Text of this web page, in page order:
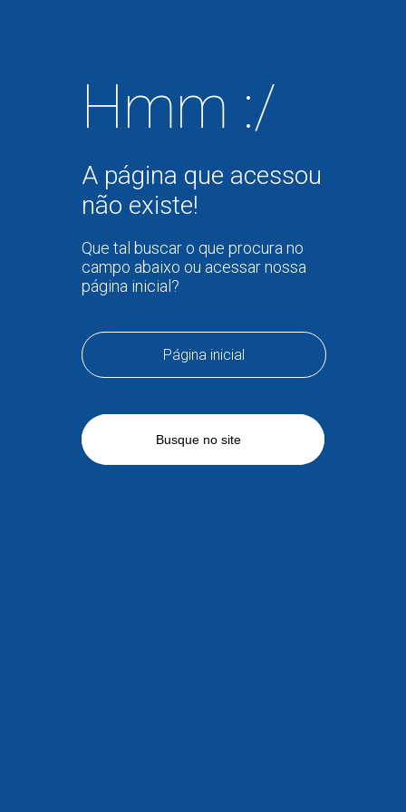
Hmm :/
A página que acessou
não existe!
Que tal buscar o que procura no
campo abaixo ou acessar nossa
página inicial?
Página inicial